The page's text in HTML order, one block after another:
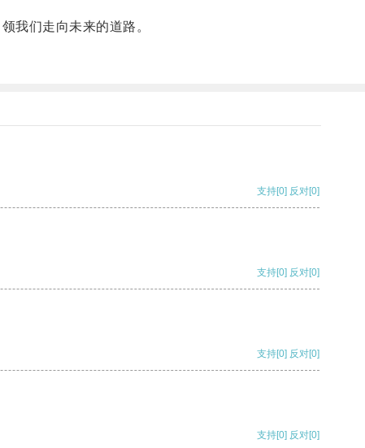
我们走向未来的道路。
支持[0] 反对[0]
支持[0] 反对[0]
支持[0] 反对[0]
支持[0] 反对[0]